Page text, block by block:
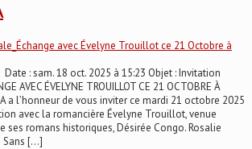
avec Évelyne Trouillot ce 21 Octobre à
Date : sam. 18 oct. 2025 à 15:23 Objet : Invitation
AVEC ÉVELYNE TROUILLOT CE 21 OCTOBRE À
a l’honneur de vous inviter ce mardi 21 octobre 2025
avec la romancière Évelyne Trouillot, venue
ses romans historiques, Désirée Congo. Rosalie
Sans […]